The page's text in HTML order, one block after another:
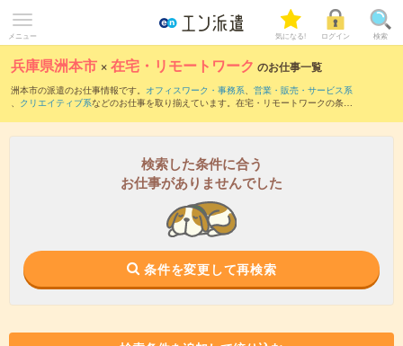
メニュー 気になる! ログイン 検索
兵庫県洲本市 ×在宅・リモートワーク のお仕事一覧
洲本市の派遣のお仕事情報です。 オフィスワーク・事務系、 営業・販売・サービス系
、 クリエイティブ系などのお仕事を取り揃えています。在宅・リモートワークの条件
検索した条件に合う
お仕事がありませんでした
条件を変更して再検索